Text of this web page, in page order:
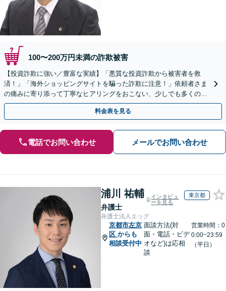
100〜200万円未満の詐欺被害
【投資詐欺に強い／豊富な実績】「悪質な投資詐欺から被害者を救
済！」「海外ショッピングサイトを騙った詐欺に注意！」依頼者さま
の痛みに寄り添って丁寧なヒアリングをおこない、少しでも多くの返
金が得られるよう尽力します！
料金表を見る
電話でお問い合わせ メールでお問い合わせ
浦川 祐輔
弁護士
インタビュ
ーを見る
東京都
弁護士法人エッグ
京都市左京
区 からも
相談受付中
面談方法(対
面・電話・ビデ
オなど)は応相
談
営業時間：0
0:00~23:59
（平日）